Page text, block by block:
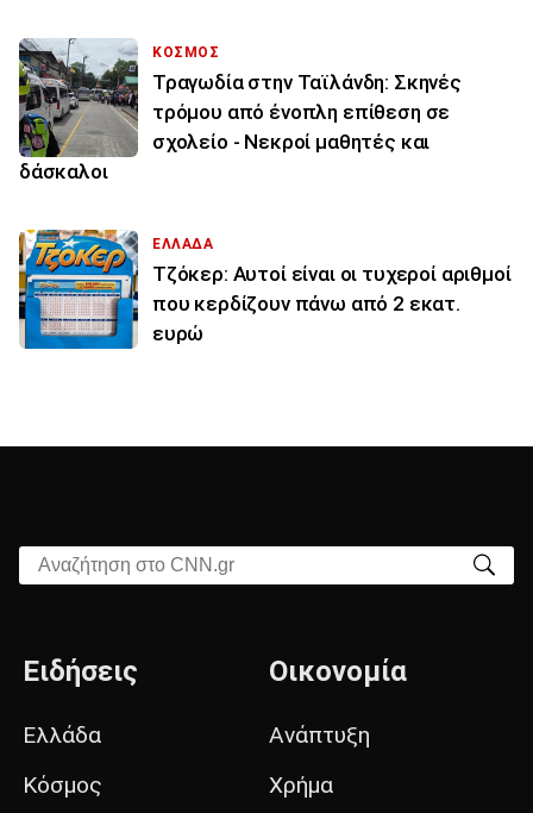
ΚΟΣΜΟΣ
Τραγωδία στην Ταϊλάνδη: Σκηνές
τρόμου από ένοπλη επίθεση σε
σχολείο - Νεκροί μαθητές και
δάσκαλοι
ΕΛΛΑΔΑ
Τζόκερ: Αυτοί είναι οι τυχεροί αριθμοί
που κερδίζουν πάνω από 2 εκατ.
ευρώ
Αναζήτηση στο CNN.gr
Ειδήσεις
Ελλάδα
Κόσμος
Οικονομία
Ανάπτυξη
Χρήμα